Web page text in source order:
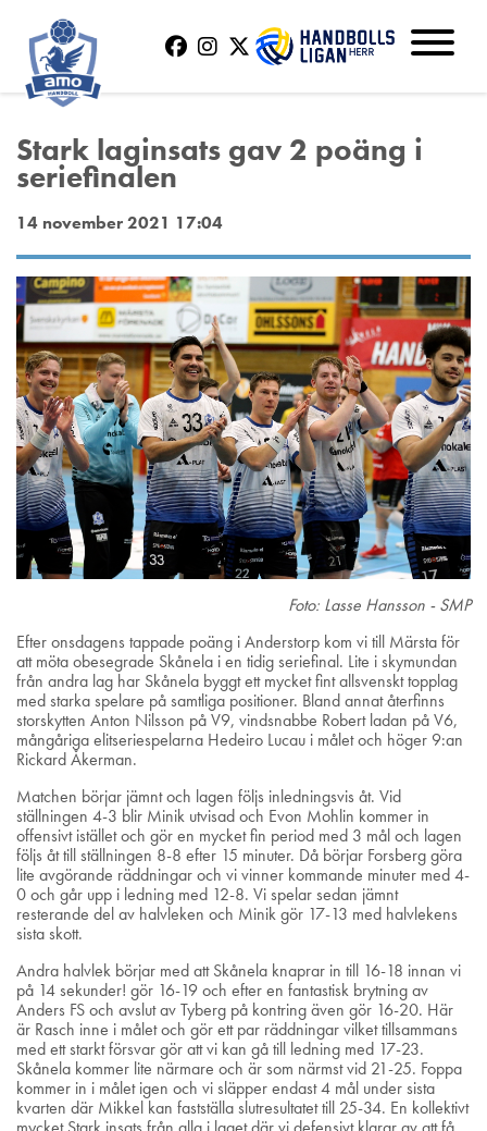
Stark laginsats gav 2 poäng i
seriefinalen
14 november 2021 17:04
Foto: Lasse Hansson - SMP
Efter onsdagens tappade poäng i Anderstorp kom vi till Märsta för
att möta obesegrade Skånela i en tidig seriefinal. Lite i skymundan
från andra lag har Skånela byggt ett mycket fint allsvenskt topplag
med starka spelare på samtliga positioner. Bland annat återfinns
storskytten Anton Nilsson på V9, vindsnabbe Robert ladan på V6,
mångåriga elitseriespelarna Hedeiro Lucau i målet och höger 9:an
Rickard Åkerman.
Matchen börjar jämnt och lagen följs inledningsvis åt. Vid
ställningen 4-3 blir Minik utvisad och Evon Mohlin kommer in
offensivt istället och gör en mycket fin period med 3 mål och lagen
följs åt till ställningen 8-8 efter 15 minuter. Då börjar Forsberg göra
lite avgörande räddningar och vi vinner kommande minuter med 4-
0 och går upp i ledning med 12-8. Vi spelar sedan jämnt
resterande del av halvleken och Minik gör 17-13 med halvlekens
sista skott.
Andra halvlek börjar med att Skånela knaprar in till 16-18 innan vi
på 14 sekunder! gör 16-19 och efter en fantastisk brytning av
Anders FS och avslut av Tyberg på kontring även gör 16-20. Här
är Rasch inne i målet och gör ett par räddningar vilket tillsammans
med ett starkt försvar gör att vi kan gå till ledning med 17-23.
Skånela kommer lite närmare och är som närmst vid 21-25. Foppa
kommer in i målet igen och vi släpper endast 4 mål under sista
kvarten där Mikkel kan fastställa slutresultatet till 25-34. En kollektivt